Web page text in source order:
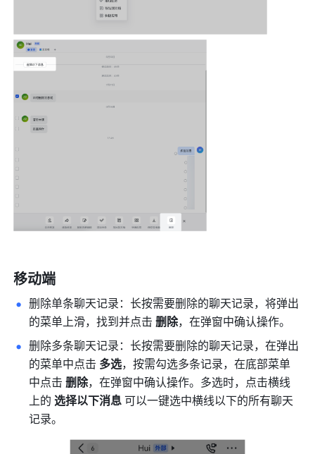
移动端
删除单条聊天记录：长按需要删除的聊天记录，将弹出
的菜单上滑，找到并点击 删除，在弹窗中确认操作。
删除多条聊天记录：长按需要删除的聊天记录，在弹出
的菜单中点击 多选，按需勾选多条记录，在底部菜单
中点击 删除，在弹窗中确认操作。多选时，点击横线
上的 选择以下消息 可以一键选中横线以下的所有聊天
记录。